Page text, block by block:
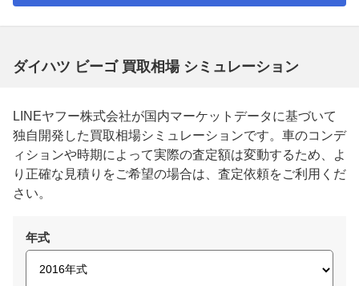
ダイハツ ビーゴ 買取相場 シミュレーション
LINEヤフー株式会社が国内マーケットデータに基づいて
独自開発した買取相場シミュレーションです。車のコンデ
ィションや時期によって実際の査定額は変動するため、よ
り正確な見積りをご希望の場合は、査定依頼をご利用くだ
さい。
年式